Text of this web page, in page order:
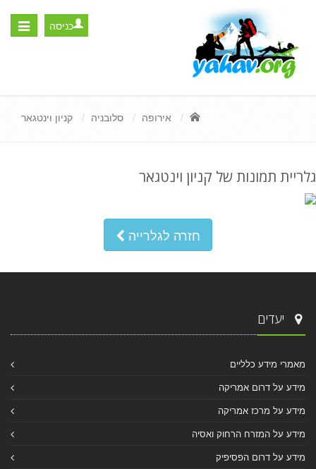
Toggle
כניסה
אירופה סלובניה קניון וינטגאר
גלריית תמונות של קניון וינטגאר
חזרה לגלרייה
יעדים
מאמרי מידע כלליים
מידע על דרום אמריקה
מידע על מרכז אמריקה
מידע על המזרח הרחוק ואסיה
מידע על דרום הפסיפיק